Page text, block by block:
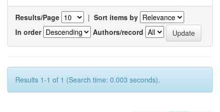
Results/Page | Sort items by
In order
Authors/record
Results 1-1 of 1 (Search time: 0.003 seconds).